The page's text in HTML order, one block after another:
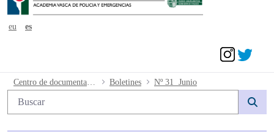
eu
es
Nº 31 Junio - avpe
Boletines Nº 31 Junio
Búsqueda web